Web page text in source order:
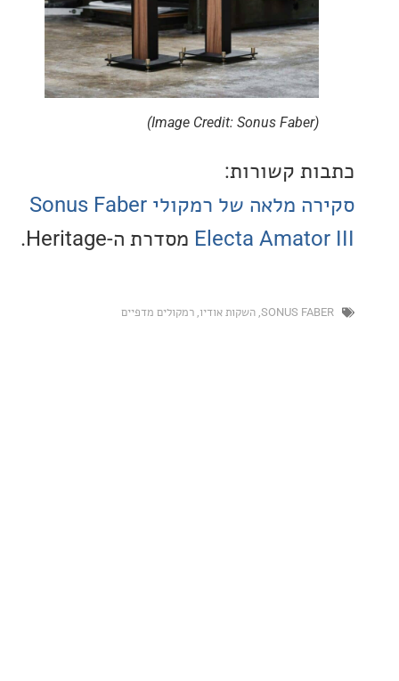
קשורות:
סקירה מלאה של רמקולי Sonus Faber
Electaמסדרת ה-Heritage.
SONUS השקות אודיו,רמקולים מדפיים